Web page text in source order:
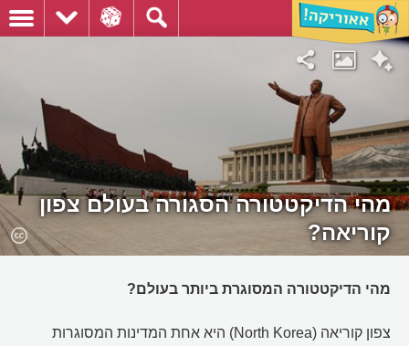
מהי הדיקטטורה הסגורה בעולם צפון
קוריאה?
מהי הדיקטטורה המסוגרת ביותר בעולם?
צפון קוריאה (North Korea) היא אחת המדינות המסוגרות